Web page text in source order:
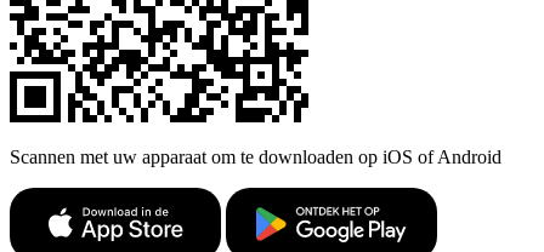
Scannen met uw apparaat om te downloaden op iOS of Android